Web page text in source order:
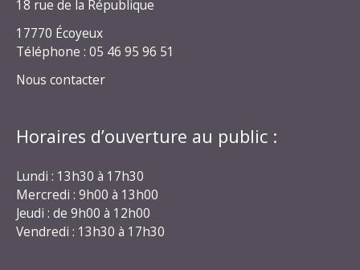
18 rue de la République
17770 Écoyeux
Téléphone : 05 46 95 96 51
Nous contacter
Horaires d’ouverture au public :
Lundi : 13h30 à 17h30
Mercredi : 9h00 à 13h00
Jeudi : de 9h00 à 12h00
Vendredi : 13h30 à 17h30